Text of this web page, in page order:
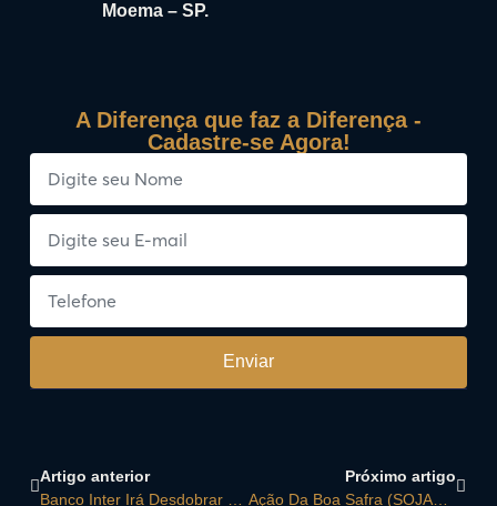
Moema – SP.
A Diferença que faz a Diferença -
Cadastre-se Agora!
Enviar
Artigo anterior
Próximo artigo
Ação Da Boa Safra (SOJA3) Fecha Em Alta De 46% Em Estreia Na B3: O Que Explica O Salto Das Ações?